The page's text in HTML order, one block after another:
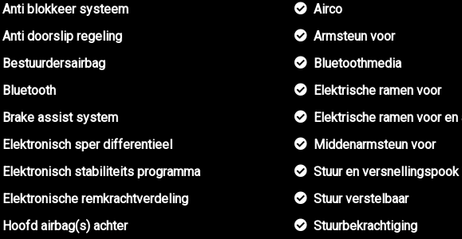
Anti blokkeer systeem
Anti doorslip regeling
Bestuurdersairbag
Bluetooth
Brake assist system
Elektronisch sper differentieel
Elektronisch stabiliteits programma
Elektronische remkrachtverdeling
Hoofd airbag(s) achter
Airco
Armsteun voor
Bluetoothmedia
Elektrische ramen voor
Elektrische ramen voor en
Middenarmsteun voor
Stuur en
Stuur verstelbaar
Stuurbekrachtiging